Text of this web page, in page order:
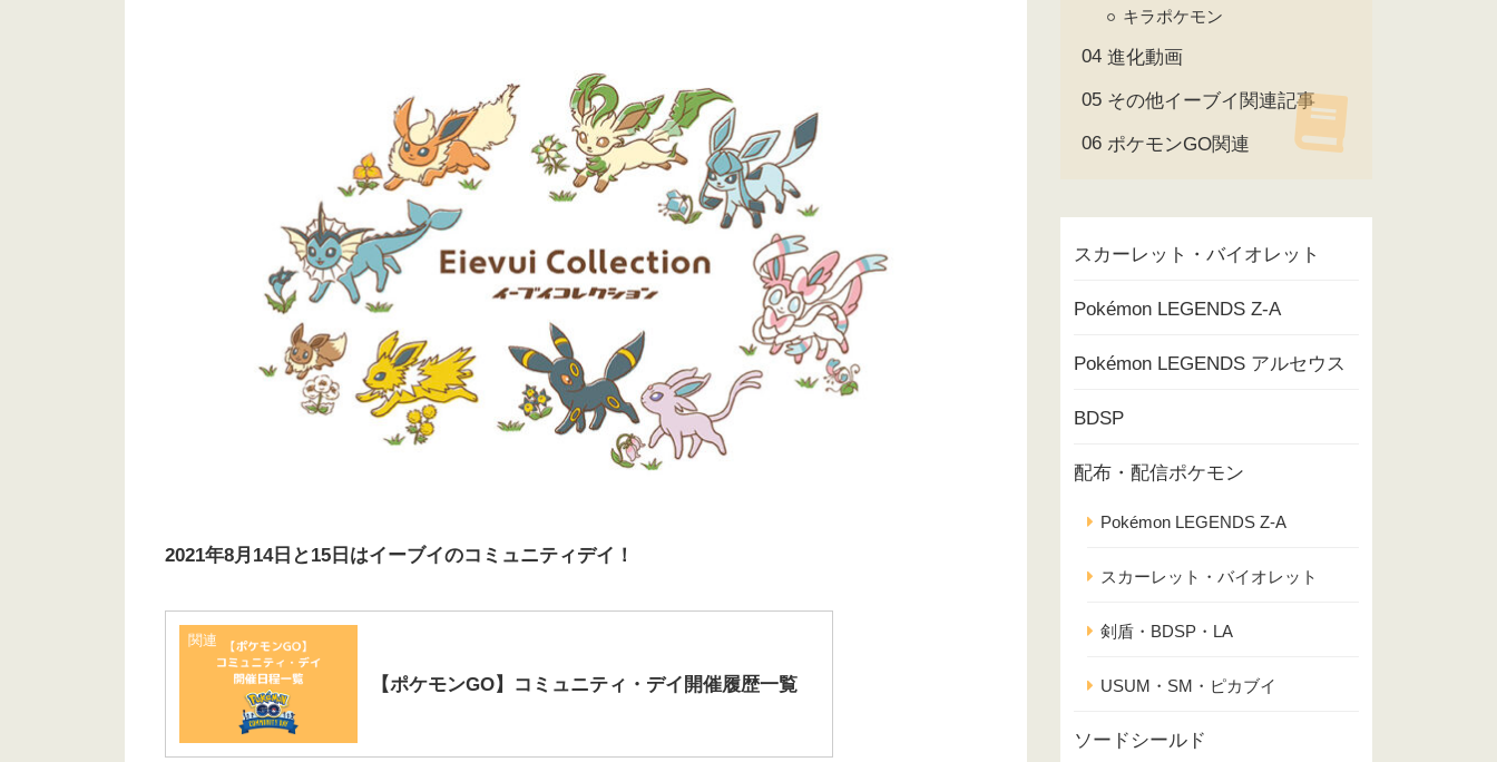
2021年8月14日と15日はイーブイのコミュニティデイ！
関連
【ポケモンGO】コミュニティ・デイ開催履歴一覧
キラポケモン
進化動画
その他イーブイ関連記事
ポケモンGO関連
スカーレット・バイオレット
Pokémon LEGENDS Z-A
Pokémon LEGENDS アルセウス
BDSP
配布・配信ポケモン
Pokémon LEGENDS Z-A
スカーレット・バイオレット
剣盾・BDSP・LA
USUM・SM・ピカブイ
ソードシールド